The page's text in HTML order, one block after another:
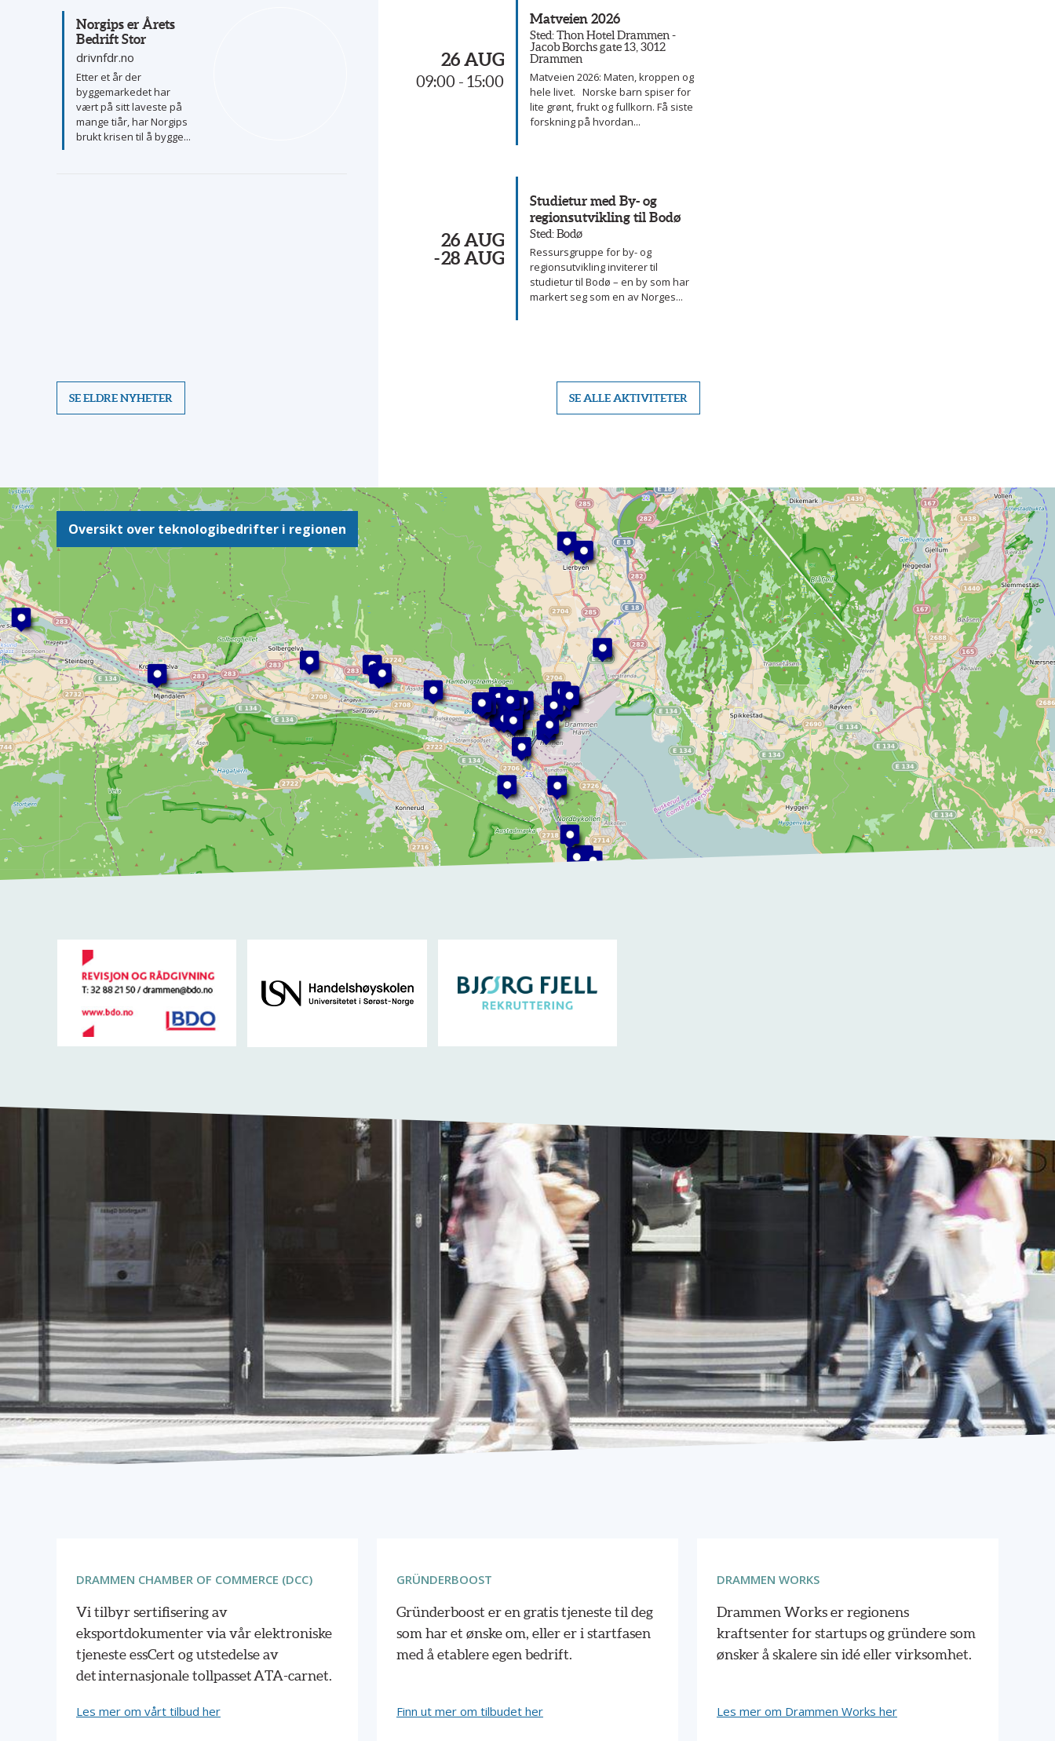
26 AUG
09:00 - 15:00
Matveien 2026
Sted: Thon Hotel Drammen -
Jacob Borchs gate 13, 3012
Drammen
Matveien 2026: Maten, kroppen og
hele livet. Norske barn spiser for
lite grønt, frukt og fullkorn. Få siste
forskning på hvordan...
26 AUG
- 28 AUG
Studietur med By- og
regionsutvikling til Bodø
Sted: Bodø
Ressursgruppe for by- og
regionsutvikling inviterer til
studietur til Bodø – en by som har
markert seg som en av Norges...
SE ALLE AKTIVITETER
Norgips er Årets
Bedrift Stor
drivnfdr.no
Etter et år der
byggemarkedet har
vært på sitt laveste på
mange tiår, har Norgips
brukt krisen til å bygge...
SE ELDRE NYHETER
Oversikt over teknologibedrifter i regionen
DRAMMEN CHAMBER OF COMMERCE (DCC)
Vi tilbyr sertifisering av
eksportdokumenter via vår elektroniske
tjeneste essCert og utstedelse av
det internasjonale tollpasset ATA-carnet.
Les mer om vårt tilbud her
GRÜNDERBOOST
Gründerboost er en gratis tjeneste til deg
som har et ønske om, eller er i startfasen
med å etablere egen bedrift.
Finn ut mer om tilbudet her
DRAMMEN WORKS
Drammen Works er regionens
kraftsenter for startups og gründere som
ønsker å skalere sin idé eller virksomhet.
Les mer om Drammen Works her